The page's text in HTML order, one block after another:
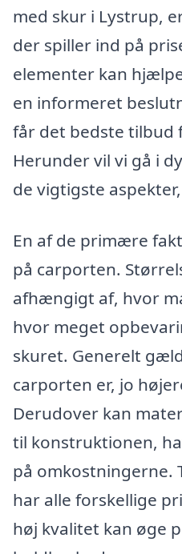
med skur i Lystrup,
der spiller ind på
elementer kan
en informeret
får det bedste tilbud
Herunder vil vi gå i
de vigtigste
En af de primære
på carporten.
afhængigt af, hvor
hvor meget
skuret. Generelt
carporten er, jo
Derudover kan
til konstruktionen,
på omkostningerne.
har alle forskellige
høj kvalitet kan øge